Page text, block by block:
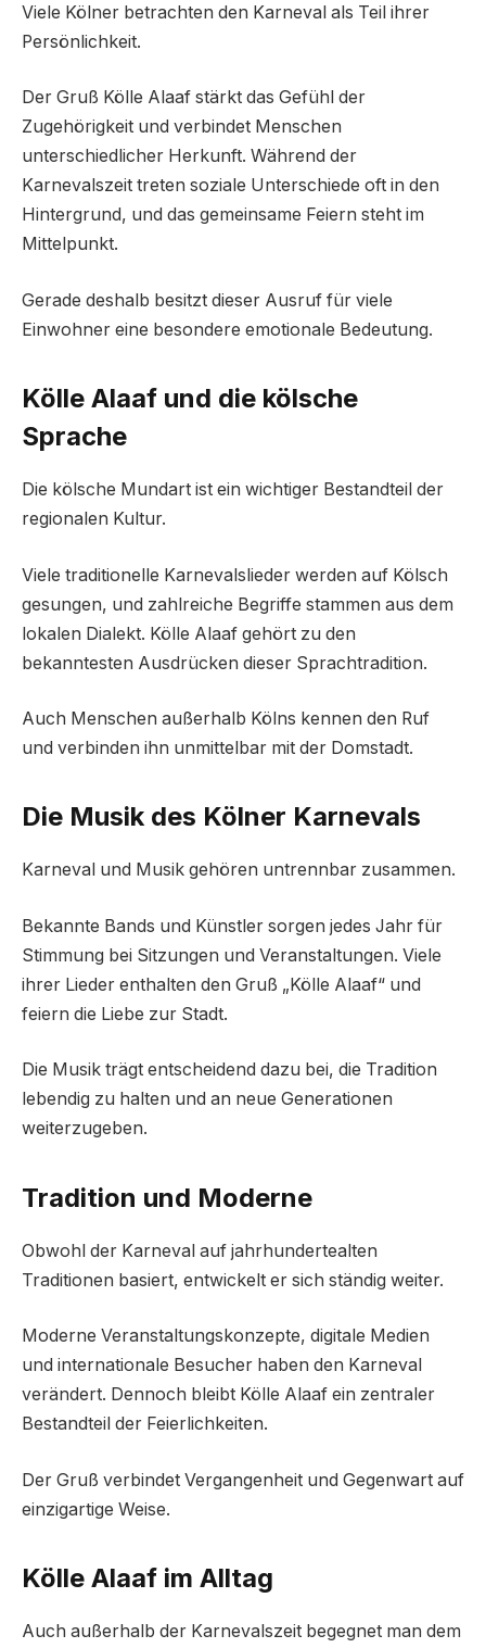
Viele Kölner betrachten den Karneval als Teil ihrer
Persönlichkeit.
Der Gruß Kölle Alaaf stärkt das Gefühl der
Zugehörigkeit und verbindet Menschen
unterschiedlicher Herkunft. Während der
Karnevalszeit treten soziale Unterschiede oft in den
Hintergrund, und das gemeinsame Feiern steht im
Mittelpunkt.
Gerade deshalb besitzt dieser Ausruf für viele
Einwohner eine besondere emotionale Bedeutung.
Kölle Alaaf und die kölsche
Sprache
Die kölsche Mundart ist ein wichtiger Bestandteil der
regionalen Kultur.
Viele traditionelle Karnevalslieder werden auf Kölsch
gesungen, und zahlreiche Begriffe stammen aus dem
lokalen Dialekt. Kölle Alaaf gehört zu den
bekanntesten Ausdrücken dieser Sprachtradition.
Auch Menschen außerhalb Kölns kennen den Ruf
und verbinden ihn unmittelbar mit der Domstadt.
Die Musik des Kölner Karnevals
Karneval und Musik gehören untrennbar zusammen.
Bekannte Bands und Künstler sorgen jedes Jahr für
Stimmung bei Sitzungen und Veranstaltungen. Viele
ihrer Lieder enthalten den Gruß „Kölle Alaaf“ und
feiern die Liebe zur Stadt.
Die Musik trägt entscheidend dazu bei, die Tradition
lebendig zu halten und an neue Generationen
weiterzugeben.
Tradition und Moderne
Obwohl der Karneval auf jahrhundertealten
Traditionen basiert, entwickelt er sich ständig weiter.
Moderne Veranstaltungskonzepte, digitale Medien
und internationale Besucher haben den Karneval
verändert. Dennoch bleibt Kölle Alaaf ein zentraler
Bestandteil der Feierlichkeiten.
Der Gruß verbindet Vergangenheit und Gegenwart auf
einzigartige Weise.
Kölle Alaaf im Alltag
Auch außerhalb der Karnevalszeit begegnet man dem